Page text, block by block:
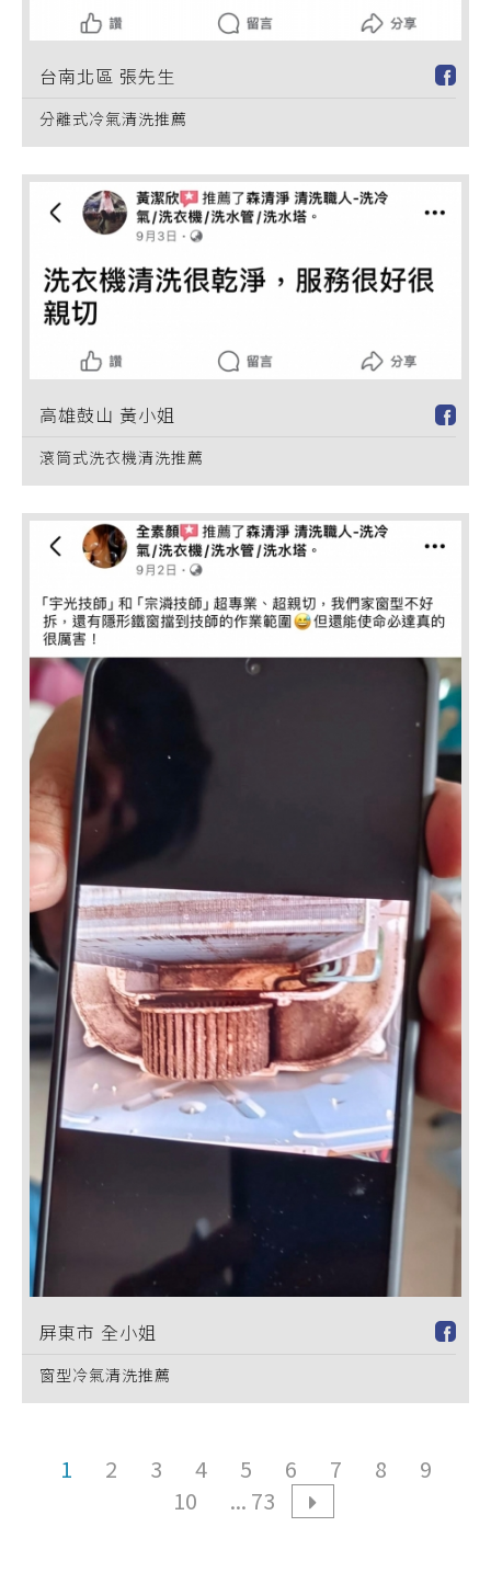
台南北區 張先生
分離式冷氣清洗推薦
高雄鼓山 黃小姐
滾筒式洗衣機清洗推薦
屏東市 全小姐
窗型冷氣清洗推薦
1 2 3 4 5 6 7 8
9
10
... 73